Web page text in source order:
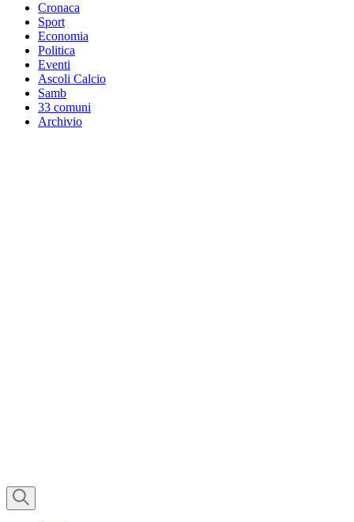
Cronaca
Sport
Economia
Politica
Eventi
Ascoli Calcio
Samb
33 comuni
Archivio